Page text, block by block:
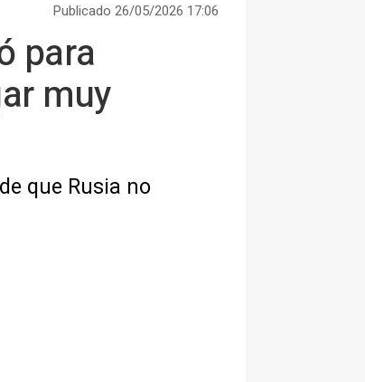
Publicado 26/05/2026 17:06
para
muy
que Rusia no